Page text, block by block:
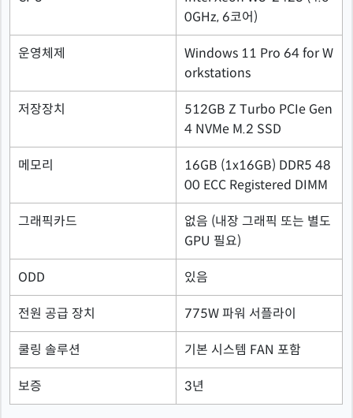
0GHz, 6코어)
운영체제
Windows 11 Pro 64 for W
orkstations
저장장치
512GB Z Turbo PCIe Gen
4 NVMe M.2 SSD
메모리
16GB (1x16GB) DDR5 48
00 ECC Registered DIMM
그래픽카드
없음 (내장 그래픽 또는 별도
GPU 필요)
ODD 있음
전원 공급 장치 775W 파워 서플라이
쿨링 솔루션 기본 시스템 FAN 포함
보증 3년